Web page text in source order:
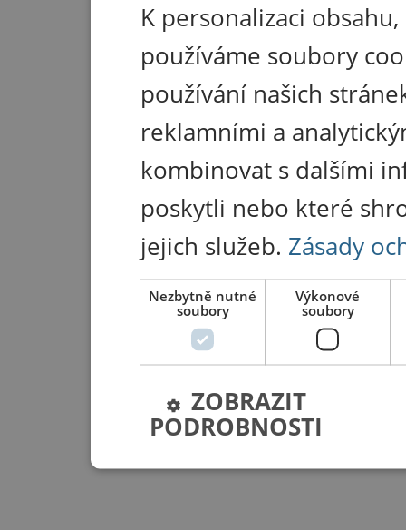
K personalizaci
používáme soubory
používání našich
reklamními a
kombinovat s dalšími
poskytli nebo které
jejich služeb. Zásady
Nezbytně nutné
soubory
Výkonové
soubory
ZOBRAZIT
PODROBNOSTI